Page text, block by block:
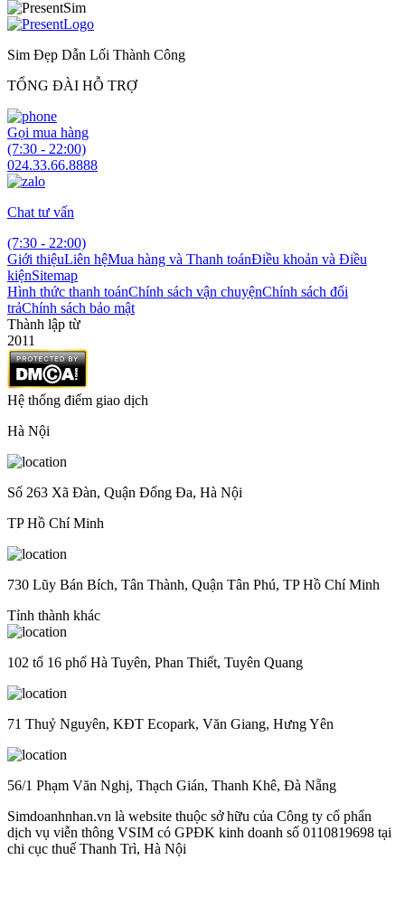
Sim Đẹp Dẫn Lối Thành Công
TỔNG ĐÀI HỖ TRỢ
Gọi mua hàng
(7:30 - 22:00)
024.33.66.8888
Chat tư vấn
(7:30 - 22:00)
Giới thiệuLiên hệMua hàng và Thanh toánĐiều khoản và Điều
kiệnSitemap
Hình thức thanh toánChính sách vận chuyệnChính sách đổi
trảChính sách bảo mật
Thành lập từ
2011
Hệ thống điểm giao dịch
Hà Nội
Số 263 Xã Đàn, Quận Đống Đa, Hà Nội
TP Hồ Chí Minh
730 Lũy Bán Bích, Tân Thành, Quận Tân Phú, TP Hồ Chí Minh
Tỉnh thành khác
102 tổ 16 phố Hà Tuyên, Phan Thiết, Tuyên Quang
71 Thuỷ Nguyên, KĐT Ecopark, Văn Giang, Hưng Yên
56/1 Phạm Văn Nghị, Thạch Gián, Thanh Khê, Đà Nẵng
Simdoanhnhan.vn là website thuộc sở hữu của Công ty cổ phẩn
dịch vụ viễn thông VSIM có GPĐK kinh doanh số 0110819698 tại
chi cục thuế Thanh Trì, Hà Nội